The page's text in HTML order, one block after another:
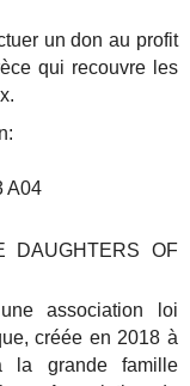
un don au profit
qui recouvre les
A04
DAUGHTERS OF
association loi
créée en 2018 à
la grande famille